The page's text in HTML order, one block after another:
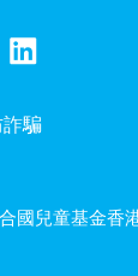
騙
國兒童基金香